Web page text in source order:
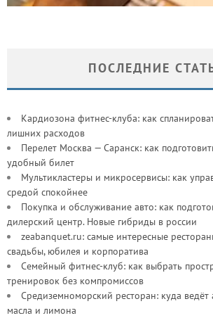
ПОСЛЕДНИЕ
Кардиозона фитнес-клуба: как
лишних расходов
Перелет Москва — Саранск: как
удобный билет
Мультикластеры и микросервисы: как
средой спокойнее
Покупка и обслуживание авто: как
дилерский центр. Новые гибриды в россии
zeabanquet.ru: самые интересные
свадьбы, юбилея и корпоратива
Семейный фитнес-клуб: как выбрать
тренировок без компромиссов
Средиземноморский ресторан: куда ведёт
масла и лимона